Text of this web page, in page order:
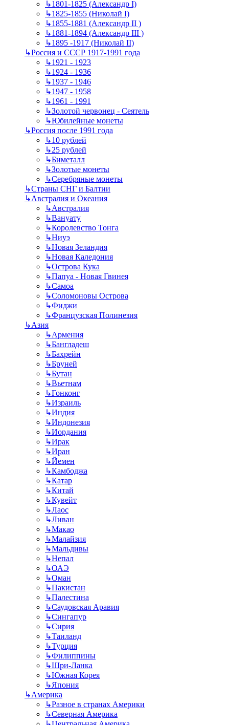
↳1801-1825 (Александр I)
↳1825-1855 (Николай I)
↳1855-1881 (Александр II )
↳1881-1894 (Александр III )
↳1895 -1917 (Николай II)
↳Россия и СССР 1917-1991 года
↳1921 - 1923
↳1924 - 1936
↳1937 - 1946
↳1947 - 1958
↳1961 - 1991
↳Золотой червонец - Сеятель
↳Юбилейные монеты
↳Россия после 1991 года
↳10 рублей
↳25 рублей
↳Биметалл
↳Золотые монеты
↳Серебряные монеты
↳Страны СНГ и Балтии
↳Австралия и Океания
↳Австралия
↳Вануату
↳Королевство Тонга
↳Ниуэ
↳Новая Зеландия
↳Новая Каледония
↳Острова Кука
↳Папуа - Новая Гвинея
↳Самоа
↳Соломоновы Острова
↳Фиджи
↳Французская Полинезия
↳Азия
↳Армения
↳Бангладеш
↳Бахрейн
↳Бруней
↳Бутан
↳Вьетнам
↳Гонконг
↳Израиль
↳Индия
↳Индонезия
↳Иордания
↳Ирак
↳Иран
↳Йемен
↳Камбоджа
↳Катар
↳Китай
↳Кувейт
↳Лаос
↳Ливан
↳Макао
↳Малайзия
↳Мальдивы
↳Непал
↳ОАЭ
↳Оман
↳Пакистан
↳Палестина
↳Саудовская Аравия
↳Сингапур
↳Сирия
↳Таиланд
↳Турция
↳Филиппины
↳Шри-Ланка
↳Южная Корея
↳Япония
↳Америка
↳Разное в странах Америки
↳Северная Америка